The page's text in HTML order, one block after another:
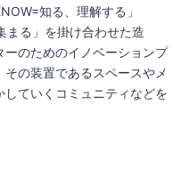
知る、理解する」
まる」を掛け合わせた造
のためのイノベーションプ
の装置であるスペースやメ
ていくコミュニティなどを